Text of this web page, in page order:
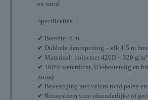
en wind.
Specificaties:
✔ Breedte: 6 m
✔ Dubbele deuropening – elk 1,5 m
✔ Materiaal: polyester 420D – 320 g/
✔ 100% waterdicht, UV-bestendig en
norm)
✔ Bevestiging met velcro rond palen
✔ Ritssysteem voor afzonderlijke of